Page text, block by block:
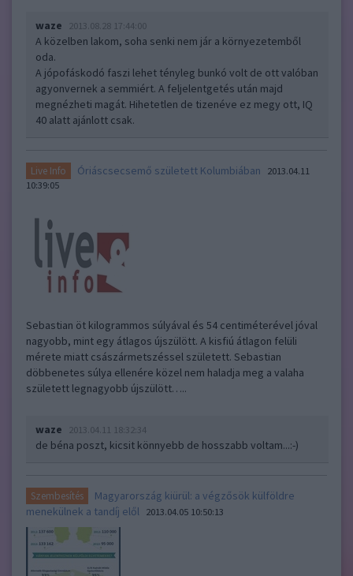
waze 2013.08.28 17:44:00
A közelben lakom, soha senki nem jár a környezetemből
oda.
A jópofáskodó faszi lehet tényleg bunkó volt de ott valóban
agyonvernek a semmiért. A feljelentgetés után majd
megnézheti magát. Hihetetlen de tizenéve ez megy ott, IQ
40 alatt ajánlott csak.
Live Info Óriáscsecsemő született Kolumbiában
2013.04.11
10:39:05
Sebastian öt kilogrammos súlyával és 54 centiméterével jóval
nagyobb, mint egy átlagos újszülött. A kisfiú átlagon felüli
mérete miatt császármetszéssel született. Sebastian
döbbenetes súlya ellenére közel nem haladja meg a valaha
született legnagyobb újszülött…..
waze 2013.04.11 18:32:34
de béna poszt, kicsit könnyebb de hosszabb voltam...:-)
Szembesítés
Magyarország kiürül: a végzősök külföldre
menekülnek a tandíj elől 2013.04.05 10:50:13